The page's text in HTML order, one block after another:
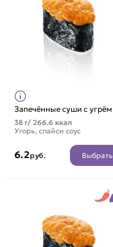
Запечённые суши с угрём
38 г/ 266.6 ккал
Угорь, спайси соус
6.2руб. Выбрать